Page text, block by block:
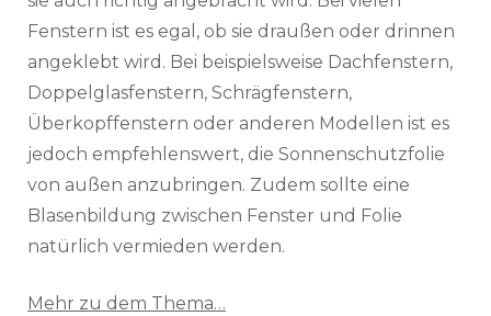
Fenstern ist es egal, ob sie draußen oder drinnen
angeklebt wird. Bei beispielsweise Dachfenstern,
Doppelglasfenstern, Schrägfenstern,
Überkopffenstern oder anderen Modellen ist es
jedoch empfehlenswert, die Sonnenschutzfolie
von außen anzubringen. Zudem sollte eine
Blasenbildung zwischen Fenster und Folie
natürlich vermieden werden.
Mehr zu dem Thema…